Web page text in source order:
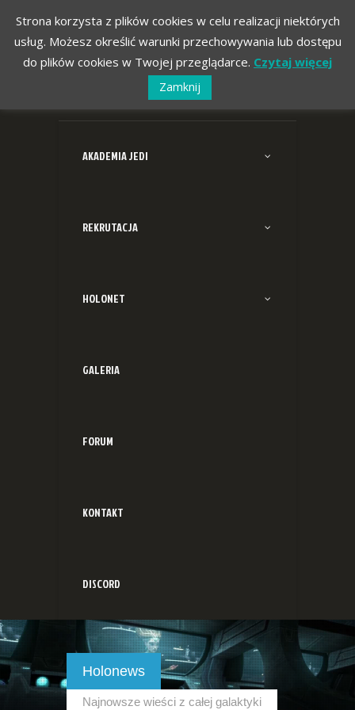
AKADEMIA JEDI
REKRUTACJA
HOLONET
GALERIA
FORUM
KONTAKT
DISCORD
Holonews
Najnowsze wieści z całej galaktyki
Strona korzysta z plików cookies w celu realizacji niektórych
usług. Możesz określić warunki przechowywania lub dostępu
do plików cookies w Twojej przeglądarce. Czytaj więcej
Zamknij